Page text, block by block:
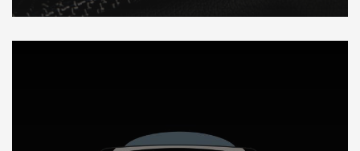
DÉCOUVREZ NOTRE IMPORTATION AUTO en Gambie